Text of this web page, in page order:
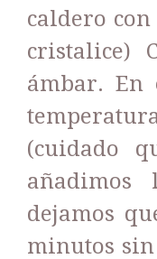
caldero
cristalice)
ámbar. En
(cuidado
añadimos
dejamos
minutos